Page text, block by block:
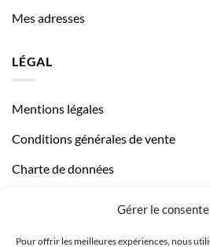
Gérer le
Pour offrir les meilleures expériences, nous
Mes adresses
LÉGAL
Mentions légales
Conditions générales de vente
Charte de données